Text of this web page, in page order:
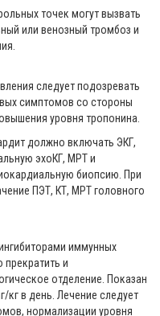
точек могут вызвать
или венозный тромбоз и
следует подозревать
симптомов со стороны
уровня тропонина.
должно включать ЭКГ,
эхоКГ, МРТ и
биопсию. При
ПЭТ, КТ, МРТ головного
иммунных
и
отделение. Показан
в день. Лечение следует
нормализации уровня